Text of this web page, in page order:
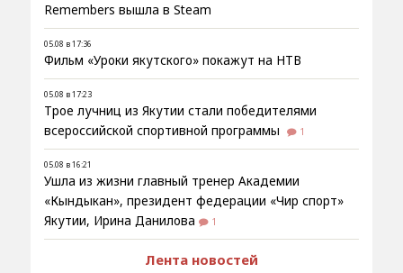
Remembers вышла в Steam
05.08 в 17:36
Фильм «Уроки якутского» покажут на НТВ
05.08 в 17:23
Трое лучниц из Якутии стали победителями
всероссийской спортивной программы
1
05.08 в 16:21
Ушла из жизни главный тренер Академии
«Кындыкан», президент федерации «Чир спорт»
Якутии, Ирина Данилова
1
Лента новостей